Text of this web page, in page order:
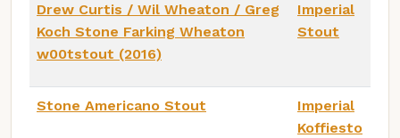
Drew Curtis / Wil Wheaton / Greg
Koch Stone Farking Wheaton
w00tstout (2016)
Imperial
Stout
Stone Americano Stout
Imperial
Koffiesto